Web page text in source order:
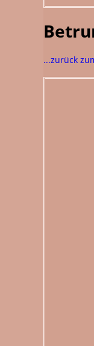
...zurück